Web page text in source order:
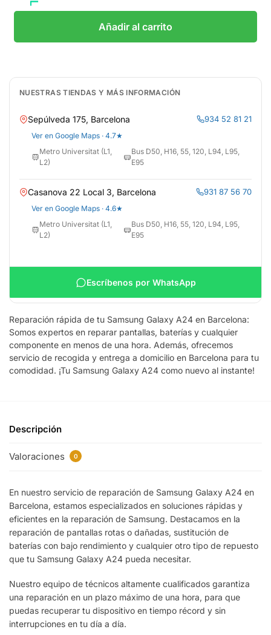
Añadir al carrito
NUESTRAS TIENDAS Y MÁS INFORMACIÓN
Sepúlveda 175, Barcelona 934 52 81 21
Ver en Google Maps · 4.7★
Metro Universitat (L1,
L2)
Bus D50, H16, 55, 120, L94, L95,
E95
Casanova 22 Local 3, Barcelona 931 87 56 70
Ver en Google Maps · 4.6★
Metro Universitat (L1,
L2)
Bus D50, H16, 55, 120, L94, L95,
E95
Escríbenos por WhatsApp
Reparación rápida de tu Samsung Galaxy A24 en Barcelona:
Somos expertos en reparar pantallas, baterías y cualquier
componente en menos de una hora. Además, ofrecemos
servicio de recogida y entrega a domicilio en Barcelona para tu
comodidad. ¡Tu Samsung Galaxy A24 como nuevo al instante!
Descripción
Valoraciones 0
En nuestro servicio de reparación de Samsung Galaxy A24 en
Barcelona, estamos especializados en soluciones rápidas y
eficientes en la reparación de Samsung. Destacamos en la
reparación de pantallas rotas o dañadas, sustitución de
baterías con bajo rendimiento y cualquier otro tipo de repuesto
que tu Samsung Galaxy A24 pueda necesitar.
Nuestro equipo de técnicos altamente cualificados garantiza
una reparación en un plazo máximo de una hora, para que
puedas recuperar tu dispositivo en tiempo récord y sin
interrupciones en tu día a día.